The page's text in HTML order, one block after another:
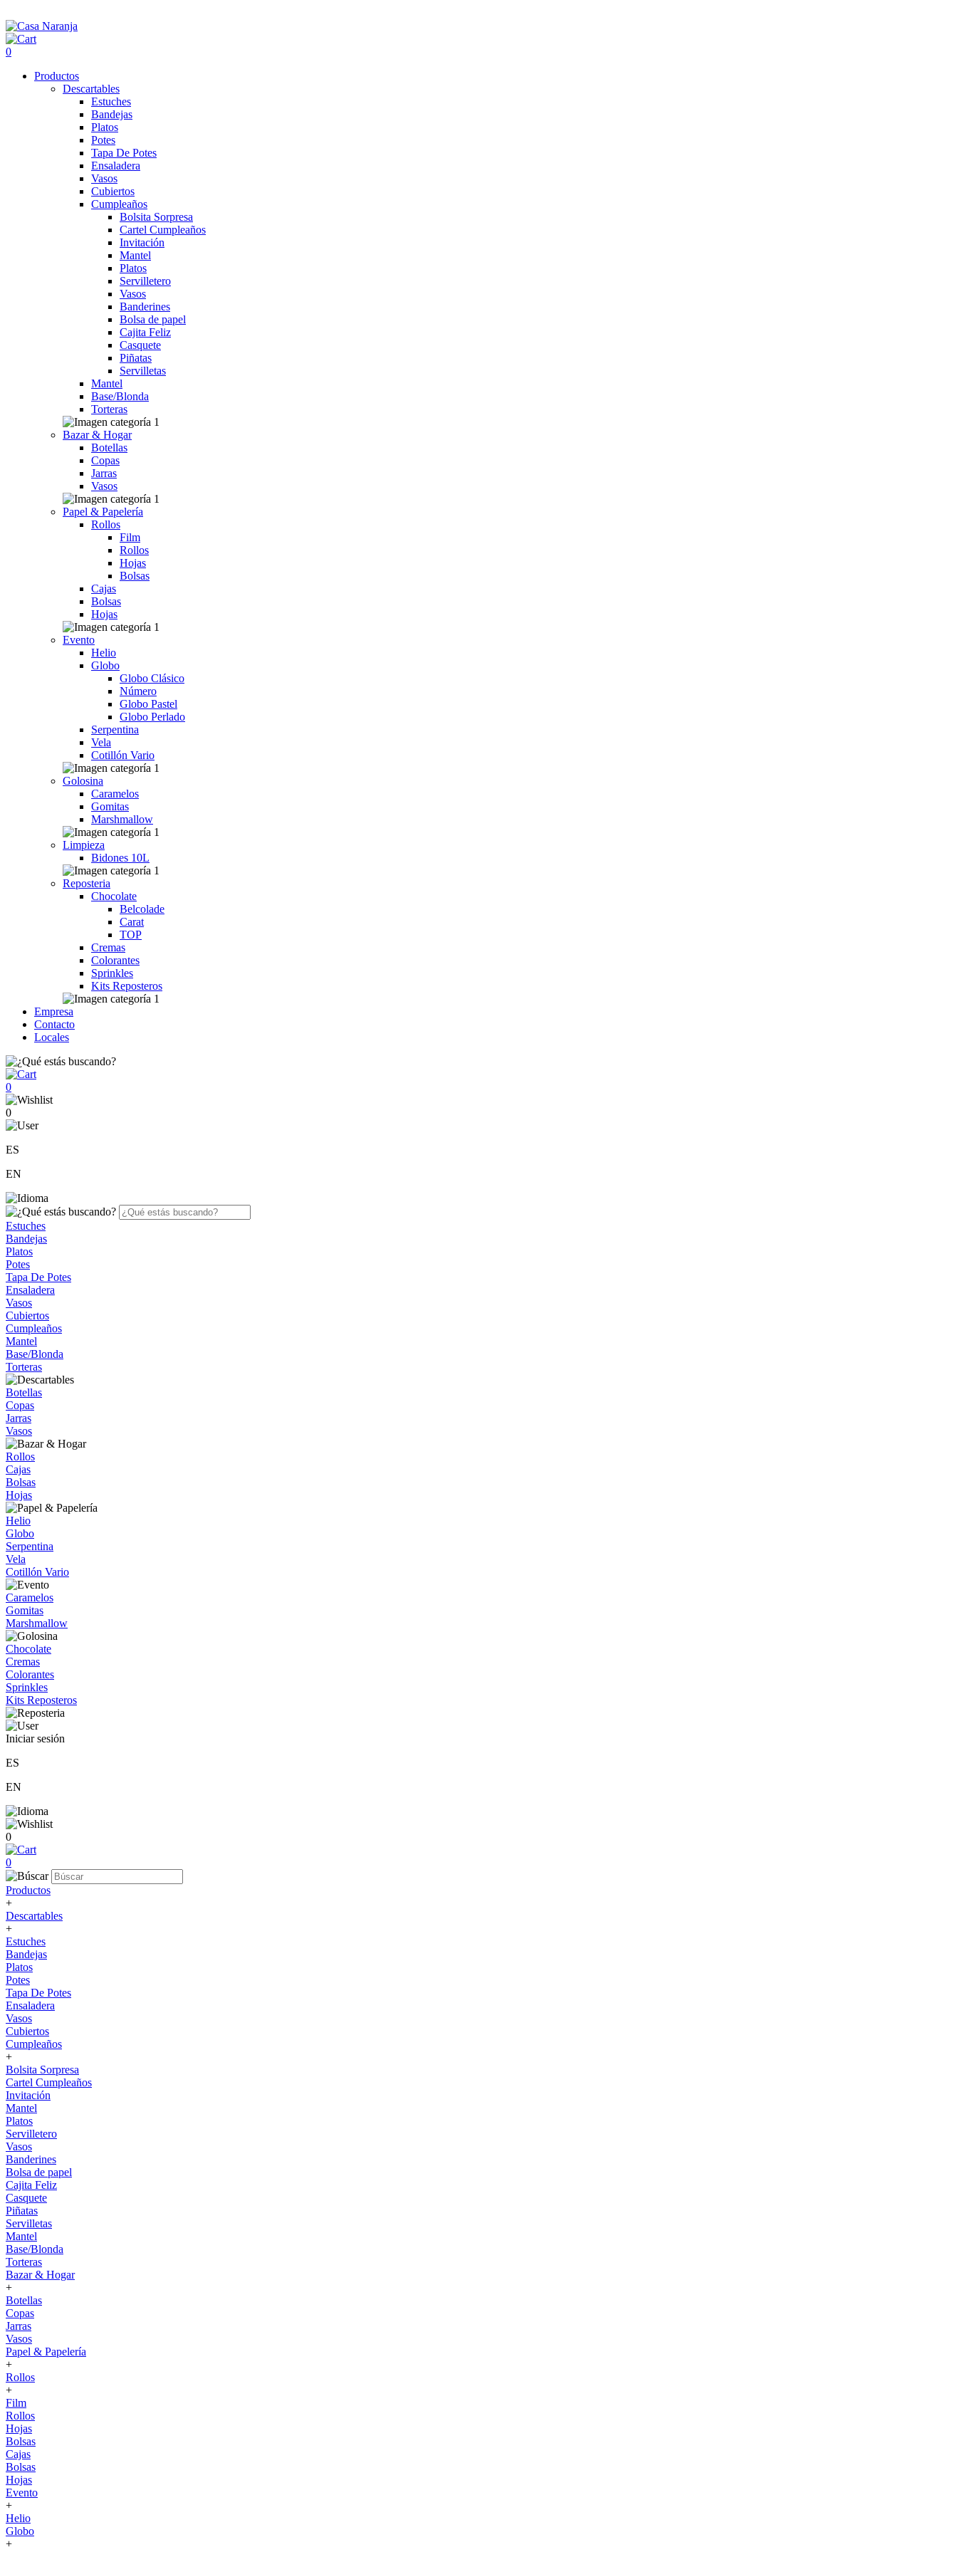
0
Productos
Descartables
Estuches
Bandejas
Platos
Potes
Tapa De Potes
Ensaladera
Vasos
Cubiertos
Cumpleaños
Bolsita Sorpresa
Cartel Cumpleaños
Invitación
Mantel
Platos
Servilletero
Vasos
Banderines
Bolsa de papel
Cajita Feliz
Casquete
Piñatas
Servilletas
Mantel
Base/Blonda
Torteras
Bazar & Hogar
Botellas
Copas
Jarras
Vasos
Papel & Papelería
Rollos
Film
Rollos
Hojas
Bolsas
Cajas
Bolsas
Hojas
Evento
Helio
Globo
Globo Clásico
Número
Globo Pastel
Globo Perlado
Serpentina
Vela
Cotillón Vario
Golosina
Caramelos
Gomitas
Marshmallow
Limpieza
Bidones 10L
Reposteria
Chocolate
Belcolade
Carat
TOP
Cremas
Colorantes
Sprinkles
Kits Reposteros
Empresa
Contacto
Locales
0
0
ES
EN
Estuches
Bandejas
Platos
Potes
Tapa De Potes
Ensaladera
Vasos
Cubiertos
Cumpleaños
Mantel
Base/Blonda
Torteras
Botellas
Copas
Jarras
Vasos
Rollos
Cajas
Bolsas
Hojas
Helio
Globo
Serpentina
Vela
Cotillón Vario
Caramelos
Gomitas
Marshmallow
Chocolate
Cremas
Colorantes
Sprinkles
Kits Reposteros
Iniciar sesión
ES
EN
0
0
Productos
+
Descartables
+
Estuches
Bandejas
Platos
Potes
Tapa De Potes
Ensaladera
Vasos
Cubiertos
Cumpleaños
+
Bolsita Sorpresa
Cartel Cumpleaños
Invitación
Mantel
Platos
Servilletero
Vasos
Banderines
Bolsa de papel
Cajita Feliz
Casquete
Piñatas
Servilletas
Mantel
Base/Blonda
Torteras
Bazar & Hogar
+
Botellas
Copas
Jarras
Vasos
Papel & Papelería
+
Rollos
+
Film
Rollos
Hojas
Bolsas
Cajas
Bolsas
Hojas
Evento
+
Helio
Globo
+